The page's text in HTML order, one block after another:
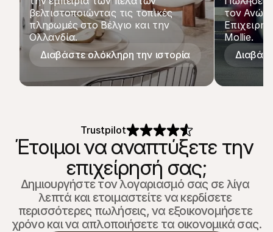
βελτιστοποιώντας τις τοπικές
πληρωμές στο Βέλγιο και την
Ολλανδία.
Διαβάστε ολόκληρη την ιστορία
τον
Mollie.
Trustpilot
Έτοιμοι να αναπτύξετε την
επιχείρησή σας;
Δημιουργήστε τον λογαριασμό σας σε λίγα
λεπτά και ετοιμαστείτε να κερδίσετε
περισσότερες πωλήσεις, να εξοικονομήσετε
χρόνο και να απλοποιήσετε τα οικονομικά σας.